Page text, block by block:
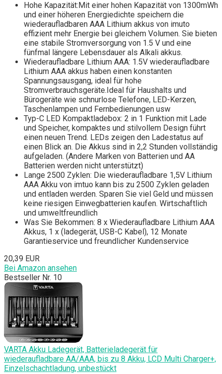
Hohe Kapazität:Mit einer hohen Kapazität von 1300mWh
und einer höheren Energiedichte speichern die
wiederaufladbaren AAA Lithium akkus von imuto
effizient mehr Energie bei gleichem Volumen. Sie bieten
eine stabile Stromversorgung von 1.5 V und eine
fünfmal längere Lebensdauer als Alkali akkus.
Wiederaufladbare Lithium AAA: 1.5V wiederaufladbare
Lithium AAA akkus haben einen konstanten
Spannungsausgang, ideal für hohe
Stromverbrauchsgeräte.Ideal für Haushalts und
Bürogeräte wie schnurlose Telefone, LED-Kerzen,
Taschenlampen und Fernbedienungen usw
Typ-C LED Kompaktladebox: 2 in 1 Funktion mit Lade
und Speicher, kompaktes und stilvollem Design führt
einen neuen Trend. LEDs zeigen den Ladestatus auf
einen Blick an. Die Akkus sind in 2,2 Stunden vollständig
aufgeladen. (Andere Marken von Batterien und AA
Batterien werden nicht unterstützt)
Lange 2500 Zyklen: Die wiederaufladbare 1,5V Lithium
AAA Akku von imtuo kann bis zu 2500 Zyklen geladen
und entladen werden. Sparen Sie viel Geld und müssen
keine riesigen Einwegbatterien kaufen. Wirtschaftlich
und umweltfreundlich
Was Sie Bekommen: 8 x Wiederaufladbare Lithium AAA
Akkus, 1 x (ladegerät, USB-C Kabel), 12 Monate
Garantieservice und freundlicher Kundenservice
20,39 EUR
Bei Amazon ansehen
Bestseller Nr. 10
VARTA Akku Ladegerät, Batterieladegerät für
wiederaufladbare AA/AAA, bis zu 8 Akku, LCD Multi Charger+,
Einzelschachtladung, unbestückt